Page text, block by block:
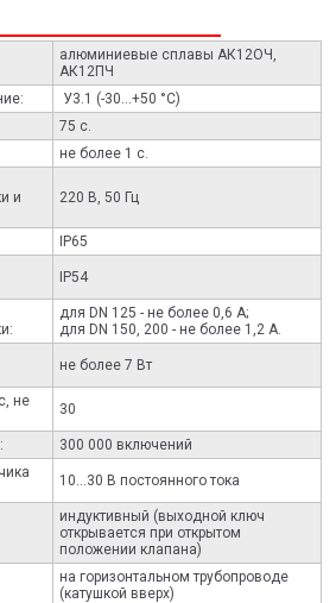
алюминиевые сплавы АК12ОЧ,
АК12ПЧ
У3.1 (-30...+50 °С)
75 с.
не более 1 с.
и
220 В, 50 Гц
IP65
IP54
для DN 125 - не более 0,6 А;
для DN 150, 200 - не более 1,2 А.
не более 7 Вт
не
30
300 000 включений
10...30 В постоянного тока
индуктивный (выходной ключ
открывается при открытом
положении клапана)
на горизонтальном трубопроводе
(катушкой вверх)